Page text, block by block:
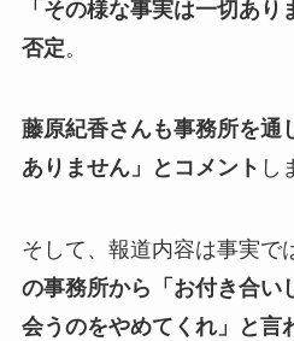
「その様な事実は一切あ
否定。
藤原紀香さんも事務所を通
ありません」とコメント し
そして、報道内容は事実で
の事務所から「お付き合い
会うのをやめてくれ」と言